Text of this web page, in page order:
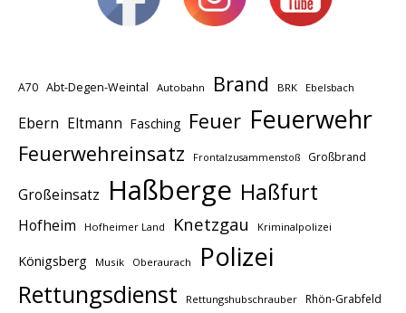
A70 Abt-Degen-Weintal Autobahn Brand BRK Ebelsbach
Ebern Eltmann Fasching Feuer Feuerwehr
Feuerwehreinsatz Frontalzusammenstoß Großbrand
Großeinsatz Haßberge Haßfurt
Hofheim Hofheimer Land Knetzgau Kriminalpolizei
Königsberg Musik Oberaurach Polizei
Rettungsdienst Rettungshubschrauber Rhön-Grabfeld